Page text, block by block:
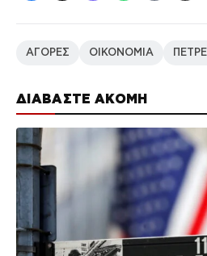
ΔΙΑΒΑΣΤΕ ΑΚΟΜΗ
ΑΓΟΡΕΣ ΟΙΚΟΝΟΜΙΑ